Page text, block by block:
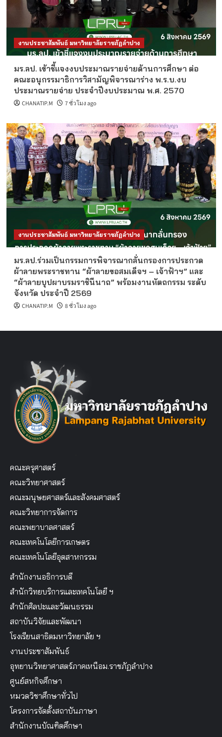
งานประชาสัมพันธ์ มหาวิทยาลัยราชภัฏลำปาง
มร.ลป. เข้าชี้แจงงบประมาณรายจ่ายด้านการศึกษา ต่อ
คณะอนุกรรมาธิการวิสามัญพิจารณาร่าง พ.ร.บ.งบ
ประมาณรายจ่าย ประจำปีงบประมาณ พ.ศ. 2570
CHANATIP.M 7 ชั่วโมง ago
งานประชาสัมพันธ์ มหาวิทยาลัยราชภัฏลำปาง
มร.ลป.ร่วมเป็นกรรมการพิจารณากลั่นกรองการประกวด
ผ้าลายพระราชทาน “ผ้าลายขอสมเด็จฯ – เจ้าฟ้าฯ” และ
“ผ้าลายบุปผาบรมราชินีนาถ” พร้อมงานหัตถกรรม ระดับ
จังหวัด ประจำปี 2569
CHANATIP.M 8 ชั่วโมง ago
คณะครุศาสตร์
คณะวิทยาศาสตร์
คณะมนุษยศาสตร์และสังคมศาสตร์
คณะวิทยาการจัดการ
คณะพยาบาลศาสตร์
คณะเทคโนโลยีการเกษตร
คณะเทคโนโลยีอุตสาหกรรม
สำนักงานอธิการบดี
สำนักวิทยบริการและเทคโนโลยี ฯ
สำนักศิลปะและวัฒนธรรม
สถาบันวิจัยและพัฒนา
โรงเรียนสาธิตมหาวิทยาลัย ฯ
งานประชาสัมพันธ์
อุทยานวิทยาศาสตร์ภาคเหนือม.ราชภัฏลำปาง
ศูนย์สหกิจศึกษา
หมวดวิชาศึกษาทั่วไป
โครงการจัดตั้งสถาบันภาษา
สำนักงานบัณฑิตศึกษา